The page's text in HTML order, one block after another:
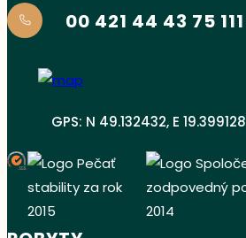
00 421 44 43 75 111
GPS: N 49.132432, E 19.399128